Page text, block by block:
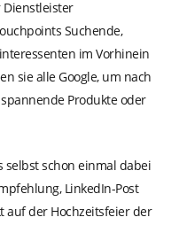
Suchende,
im Vorhinein
sie alle Google, um nach
Produkte oder
selbst schon einmal dabei
LinkedIn-Post
auf der Hochzeitsfeier der